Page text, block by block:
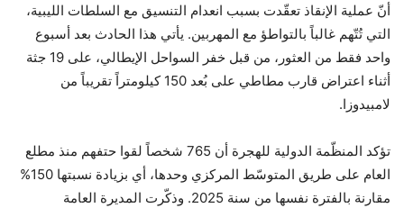
أنّ عملية الإنقاذ تعقّدت بسبب انعدام التنسيق مع السلطات الليبية،
التي تُتّهم غالباً بالتواطؤ مع المهربين. يأتي هذا الحادث بعد أسبوع
واحد فقط من العثور، من قبل خفر السواحل الإيطالي، على 19 جثة
أثناء اعتراض قارب مطاطي على بُعد 150 كيلومتراً تقريباً من
لامبيدوزا.
تؤكد المنظّمة الدولية للهجرة أن 765 شخصاً لقوا حتفهم منذ مطلع
العام على طريق المتوسّط المركزي وحدها، أي بزيادة نسبتها 150%
مقارنة بالفترة نفسها من سنة 2025. وذكّرت المديرة العامة